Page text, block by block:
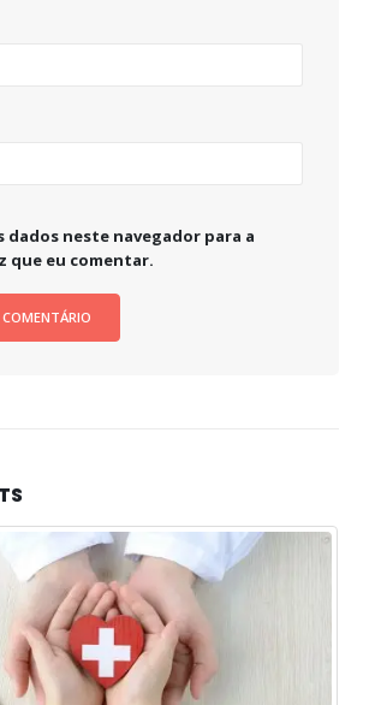
dados neste navegador para a
que eu comentar.